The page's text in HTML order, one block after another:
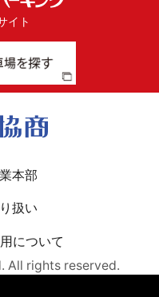
イト
本部
扱い
について
All rights reserved.